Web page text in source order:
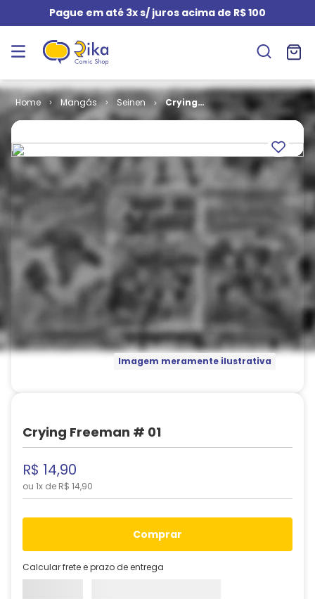
Pague em até 3x s/ juros acima de R$ 100
Mangás Seinen
Crying
Freeman # 01
Imagem meramente ilustrativa
Crying Freeman # 01
R$ 14,90
ou 1x de R$ 14,90
comprar
Calcular frete e prazo de entrega